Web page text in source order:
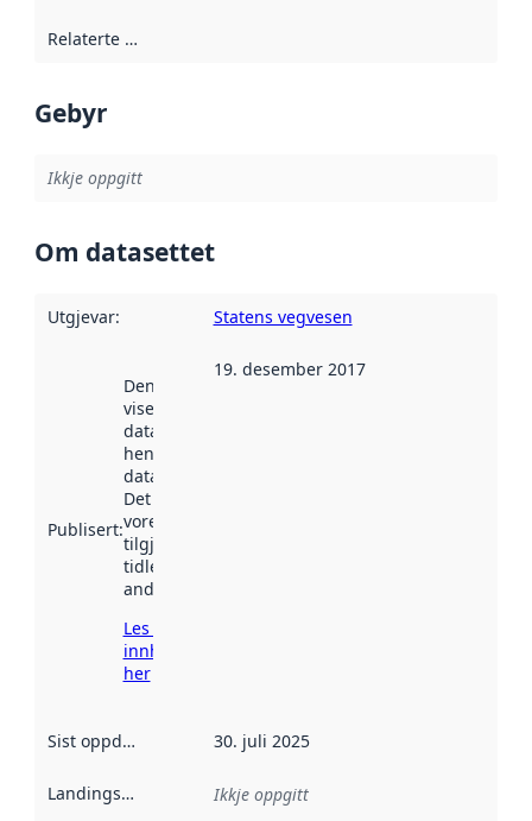
Relaterte ressursar
Gebyr
Ikkje oppgitt
Om datasettet
Utgjevar: Statens vegvesen
Publisert:
Denne datoen
viser når
datasettet vart
henta inn av
data.norge.no.
Det kan ha
vore
tilgjengeleg
tidlegare
andre stader.
Les meir om
innhenting
her
19. desember 2017
Sist oppdatert 30. juli 2025
Landingsside Ikkje oppgitt